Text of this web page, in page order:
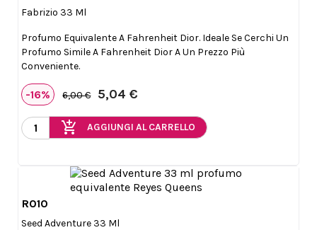
Fabrizio 33 Ml
Profumo Equivalente A Fahrenheit Dior. Ideale Se Cerchi Un
Profumo Simile A Fahrenheit Dior A Un Prezzo Più
Conveniente.
-16% 6,00 € 5,04 €
add_shopping_cart AGGIUNGI AL CARRELLO
R010
Seed Adventure 33 Ml